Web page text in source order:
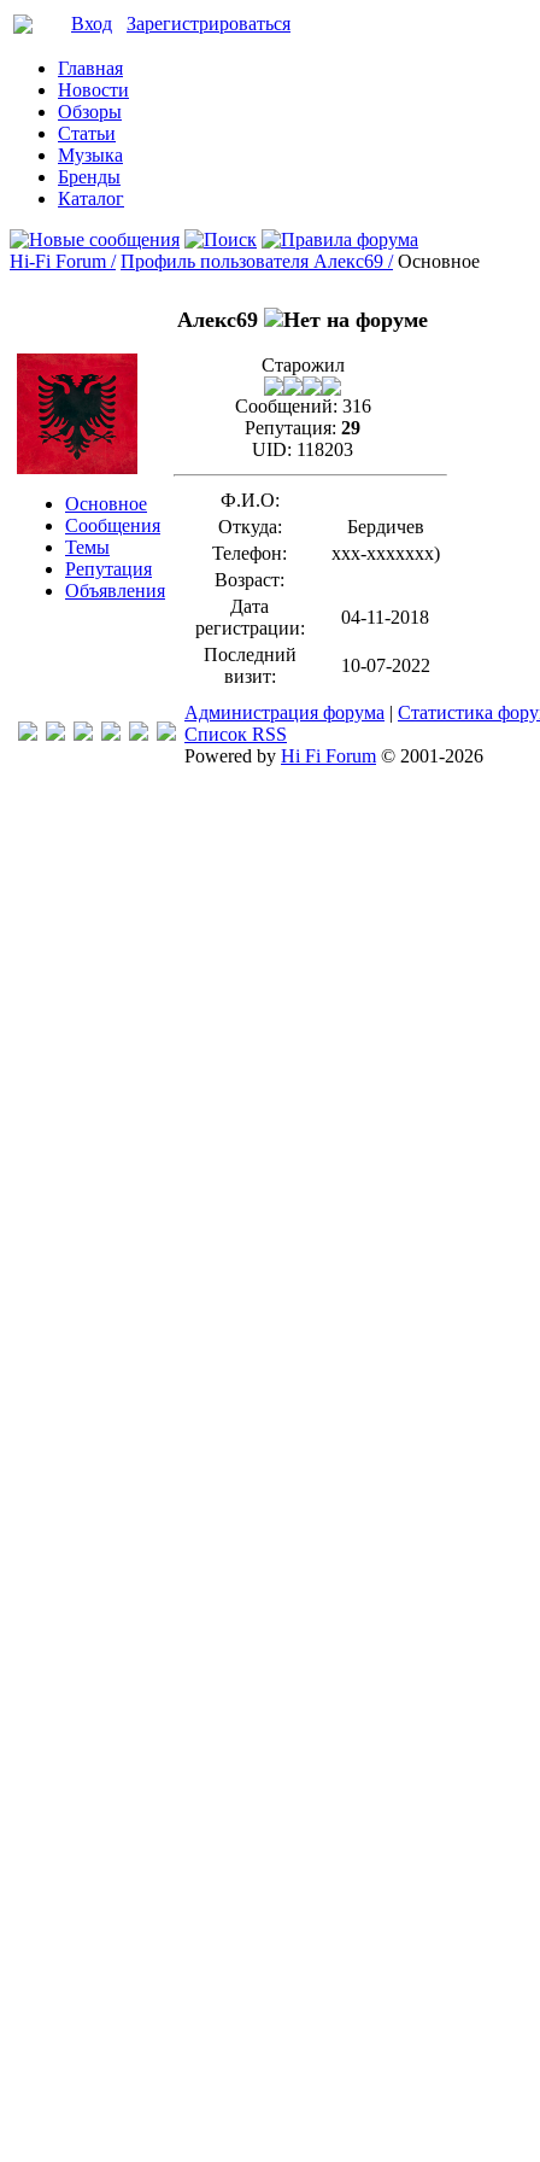
Вход Зарегистрироваться
Главная
Новости
Обзоры
Статьи
Музыка
Бренды
Каталог
Hi-Fi Forum / Профиль пользователя Алекс69 / Основное
Основное
Сообщения
Темы
Репутация
Объявления
Алекс69
Старожил
Сообщений: 316
Репутация: 29
UID: 118203
Ф.И.О:
Откуда:
Бердичев
Телефон:
xxx-xxxxxxx)
Возраст:
Дата
регистрации:
04-11-2018
Последний
визит:
10-07-2022
Администрация форума | Статистика
Список RSS
Powered by Hi Fi Forum © 2001-2026